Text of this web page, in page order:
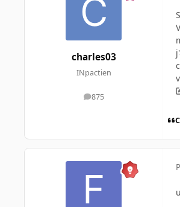
charles03
INpactien
875
messages